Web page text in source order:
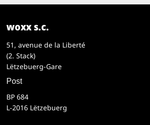
woxx s.c.
51, avenue de la Liberté
(2. Stack)
Lëtzebuerg-Gare
Post
BP 684
L-2016 Lëtzebuerg